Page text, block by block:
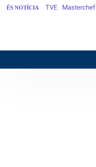
ÉS NOTÍCIA TVE Masterchef